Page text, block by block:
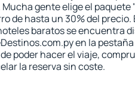
gente elige el paquete
de hasta un 30% del precio.
baratos se encuentra
en la
poder hacer el viaje,
la reserva sin coste.